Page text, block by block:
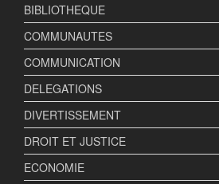
BIBLIOTHEQUE
COMMUNAUTES
COMMUNICATION
DELEGATIONS
DIVERTISSEMENT
DROIT ET JUSTICE
ECONOMIE